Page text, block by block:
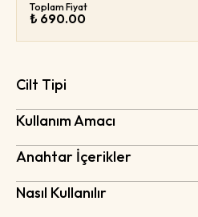
Toplam Fiyat
₺ 690.00
Cilt Tipi
Kullanım Amacı
Anahtar İçerikler
Nasıl Kullanılır